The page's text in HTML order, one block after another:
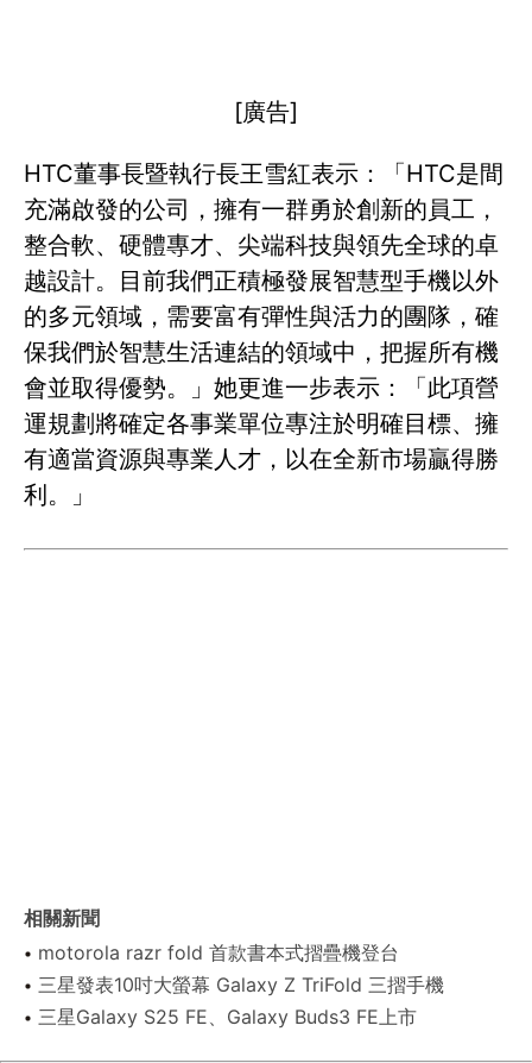
[廣告]
HTC董事長暨執行長王雪紅表示：「HTC是間
充滿啟發的公司，擁有一群勇於創新的員工，
整合軟、硬體專才、尖端科技與領先全球的卓
越設計。目前我們正積極發展智慧型手機以外
的多元領域，需要富有彈性與活力的團隊，確
保我們於智慧生活連結的領域中，把握所有機
會並取得優勢。」她更進一步表示：「此項營
運規劃將確定各事業單位專注於明確目標、擁
有適當資源與專業人才，以在全新市場贏得勝
利。」
相關新聞
motorola razr fold 首款書本式摺疊機登台
三星發表10吋大螢幕 Galaxy Z TriFold 三摺手機
三星Galaxy S25 FE、Galaxy Buds3 FE上市